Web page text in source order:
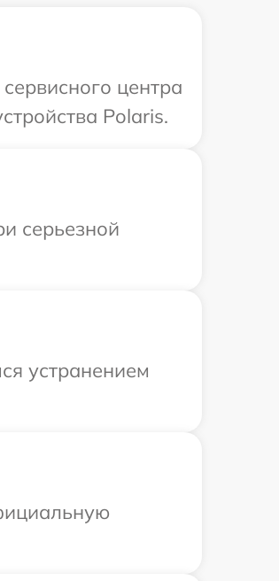
центра
Polaris.
серьезной
устранением